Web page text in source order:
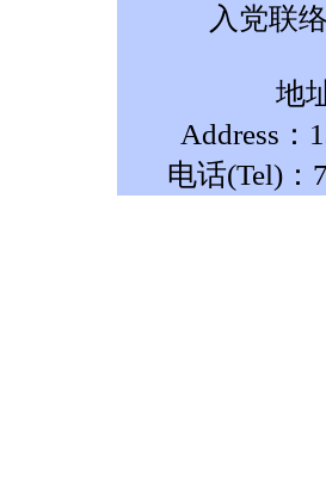
入党联
地
Address：
电话(Tel)：